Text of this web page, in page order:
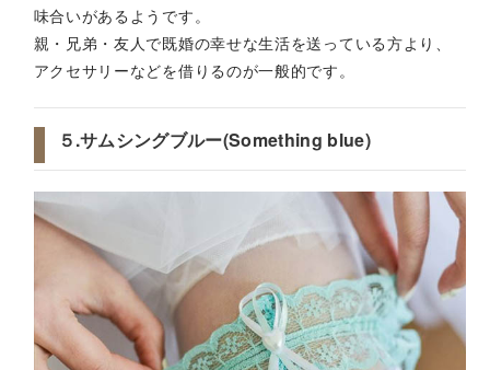
味合いがあるようです。
親・兄弟・友人で既婚の幸せな生活を送っている方より、
アクセサリーなどを借りるのが一般的です。
５.サムシングブルー(Something blue)